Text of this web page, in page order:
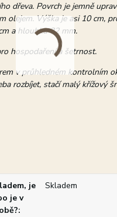
dřeva. Povrch je jemně
olejem. Výška je asi 10 cm,
a hloubku 22 mm.
hospodaření a šetrnost.
v průhledném kontrolním
rozbíjet, stačí malý křížový
je
je v
Skladem